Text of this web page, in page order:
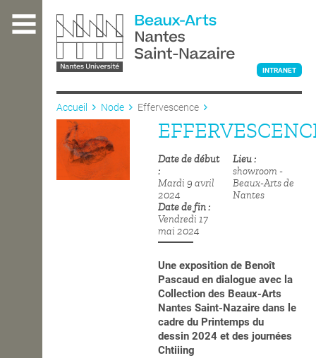
contenu
L'ÉCOLE
INTRANET
Accueil Node Effervescence
Date de début
Mardi 9 avril
2024
Date de fin
Vendredi 17
mai 2024
Lieu
showroom -
Beaux-Arts de
Nantes
Une exposition de Benoît
Pascaud en dialogue avec la
Collectiondes Beaux-Arts
Nantes Saint-Nazaire dans le
cadre du Printemps du
dessin 2024 et des journées
Chtiiing